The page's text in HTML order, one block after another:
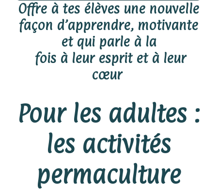
Offre à tes élèves une nouvelle
façon d’apprendre, motivante
et qui parle à la
fois à leur esprit et à leur
cœur
Pour les adultes :
les activités
permaculture